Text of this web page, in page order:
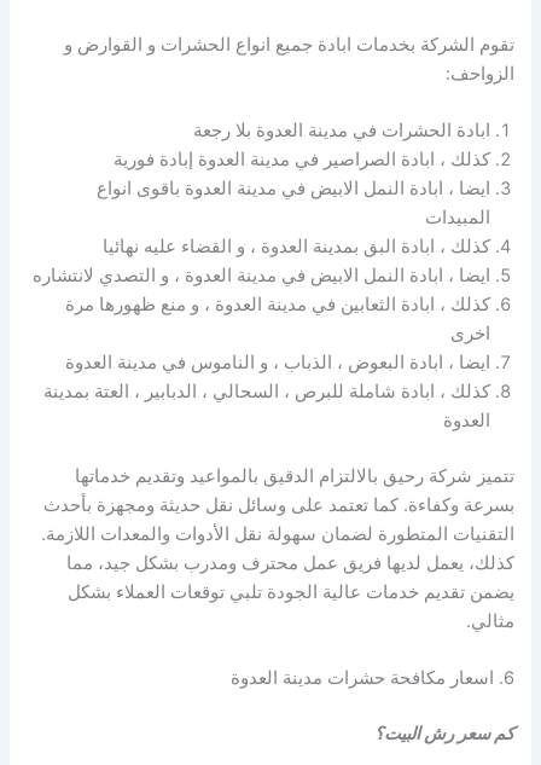
تقوم الشركة بخدمات ابادة جميع انواع الحشرات و القوارض و
الزواحف:
ابادة الحشرات في مدينة العدوة بلا رجعة
كذلك ، ابادة الصراصير في مدينة العدوة إبادة فورية
ايضا ، ابادة النمل الابيض في مدينة العدوة باقوى انواع
المبيدات
كذلك ، ابادة البق بمدينة العدوة ، و القضاء عليه نهائيا
ايضا ، ابادة النمل الابيض في مدينة العدوة ، و التصدي لانتشاره
كذلك ، ابادة الثعابين في مدينة العدوة ، و منع ظهورها مرة
اخرى
ايضا ، ابادة البعوض ، الذباب ، و الناموس في مدينة العدوة
كذلك ، ابادة شاملة للبرص ، السحالي ، الدبابير ، العتة بمدينة
العدوة
تتميز شركة رحيق بالالتزام الدقيق بالمواعيد وتقديم خدماتها
بسرعة وكفاءة. كما تعتمد على وسائل نقل حديثة ومجهزة بأحدث
التقنيات المتطورة لضمان سهولة نقل الأدوات والمعدات اللازمة.
كذلك، يعمل لديها فريق عمل محترف ومدرب بشكل جيد، مما
يضمن تقديم خدمات عالية الجودة تلبي توقعات العملاء بشكل
مثالي.
6. اسعار مكافحة حشرات مدينة العدوة
كم سعر رش البيت؟